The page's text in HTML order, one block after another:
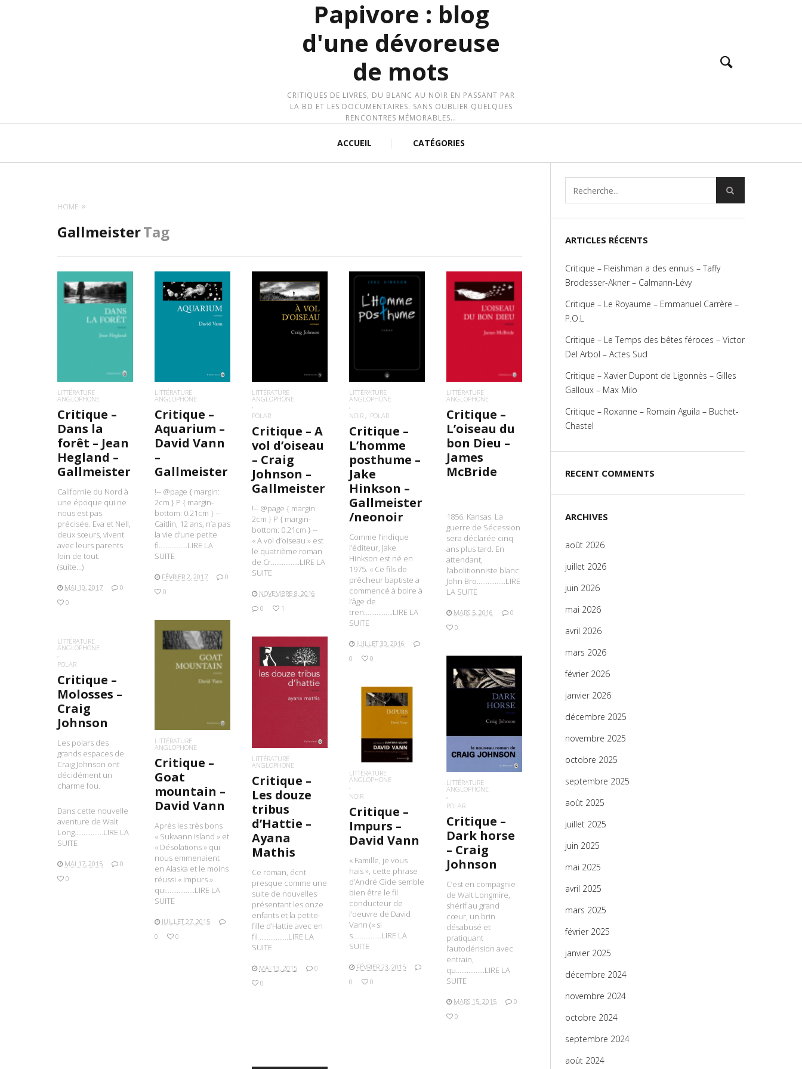
Papivore : blog
d'une dévoreuse
de mots
CRITIQUES DE LIVRES, DU BLANC AU NOIR EN PASSANT PAR
LA BD ET LES DOCUMENTAIRES. SANS OUBLIER QUELQUES
RENCONTRES MÉMORABLES…
ACCUEIL CATÉGORIES
HOME
GallmeisterTag
LIRE LA SUITE
LITTÉRATURE
ANGLOPHONE
Critique –
Dans la
forêt – Jean
Hegland –
Gallmeister
Californie du Nord à
une époque qui ne
nous est pas
précisée. Eva et Nell,
deux sœurs, vivent
avec leurs parents
loin de tout.
(suite…)
MAI 10, 2017
0
0
LIRE LA SUITE
LITTÉRATURE
ANGLOPHONE
Critique –
Aquarium –
David Vann
–
Gallmeister
!-- @page { margin:
2cm } P { margin-
bottom: 0.21cm } --
Caitlin, 12 ans, n’a pas
la vie d’une petite
fi…………….LIRE LA
SUITE
FÉVRIER 2, 2017
0
0
LIRE LA SUITE
LITTÉRATURE
ANGLOPHONE
POLAR
Critique – A
vol d’oiseau
– Craig
Johnson –
Gallmeister
!-- @page { margin:
2cm } P { margin-
bottom: 0.21cm } --
« A vol d’oiseau » est
le quatrième roman
de Cr…………….LIRE LA
SUITE
NOVEMBRE 8, 2016
0
1
LIRE LA SUITE
LITTÉRATURE
ANGLOPHONE
NOIR
POLAR
Critique –
L’homme
posthume –
Jake
Hinkson –
Gallmeister
/neonoir
Comme l’indique
l’éditeur, Jake
Hinkson est né en
1975. « Ce fils de
prêcheur baptiste a
commencé à boire à
l’âge de
tren…………….LIRE LA
SUITE
JUILLET 30, 2016
0
0
LIRE LA SUITE
LITTÉRATURE
ANGLOPHONE
Critique –
L’oiseau du
bon Dieu –
James
McBride
1856. Kansas. La
guerre de Sécession
sera déclarée cinq
ans plus tard. En
attendant,
l’abolitionniste blanc
John Bro…………….LIRE
LA SUITE
MARS 5, 2016
0
0
LIRE LA SUITE
LITTÉRATURE
ANGLOPHONE
Critique –
Goat
mountain –
David Vann
Après les très bons
« Sukwann Island » et
« Désolations » qui
nous emmenaient
en Alaska et le moins
réussi « Impurs »
qui…………….LIRE LA
SUITE
JUILLET 27, 2015
0
0
LITTÉRATURE
ANGLOPHONE
POLAR
Critique –
Molosses –
Craig
Johnson
Les polars des
grands espaces de
Craig Johnson ont
décidément un
charme fou.
Dans cette nouvelle
aventure de Walt
Long…………….LIRE LA
SUITE
MAI 17, 2015
0
0
LIRE LA SUITE
LITTÉRATURE
ANGLOPHONE
Critique –
Les douze
tribus
d’Hattie –
Ayana
Mathis
Ce roman, écrit
presque comme une
suite de nouvelles
présentant les onze
enfants et la petite-
fille d’Hattie avec en
fil …………….LIRE LA
SUITE
MAI 13, 2015
0
0
LIRE LA SUITE
LITTÉRATURE
ANGLOPHONE
POLAR
Critique –
Dark horse
– Craig
Johnson
C’est en compagnie
de Walt Longmire,
shérif au grand
cœur, un brin
désabusé et
pratiquant
l’autodérision avec
entrain,
qu…………….LIRE LA
SUITE
MARS 15, 2015
0
0
LIRE LA SUITE
LITTÉRATURE
ANGLOPHONE
NOIR
Critique –
Impurs –
David Vann
« Famille, je vous
hais », cette phrase
d’André Gide semble
bien être le fil
conducteur de
l’oeuvre de David
Vann (« si
s…………….LIRE LA
SUITE
FÉVRIER 23, 2015
0
0
ARTICLES RÉCENTS
Critique – Fleishman a des ennuis – Taffy
Brodesser-Akner – Calmann-Lévy
Critique – Le Royaume – Emmanuel Carrère –
P.O.L
Critique – Le Temps des bêtes féroces – Victor
Del Arbol – Actes Sud
Critique – Xavier Dupont de Ligonnès – Gilles
Galloux – Max Milo
Critique – Roxanne – Romain Aguila – Buchet-
Chastel
RECENT COMMENTS
ARCHIVES
août 2026
juillet 2026
juin 2026
mai 2026
avril 2026
mars 2026
février 2026
janvier 2026
décembre 2025
novembre 2025
octobre 2025
septembre 2025
août 2025
juillet 2025
juin 2025
mai 2025
avril 2025
mars 2025
février 2025
janvier 2025
décembre 2024
novembre 2024
octobre 2024
septembre 2024
août 2024